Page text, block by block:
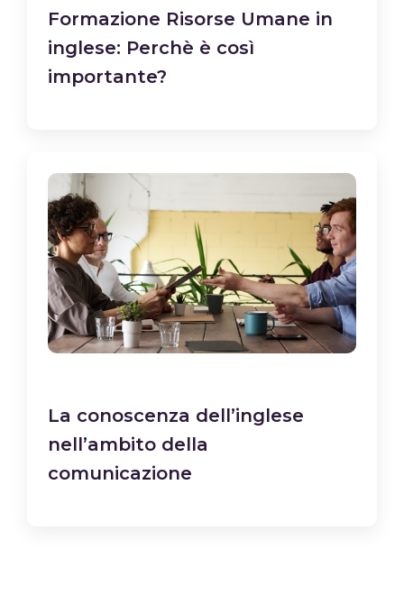
Formazione Risorse Umane in
inglese: Perchè è così
importante?
La conoscenza dell’inglese
nell’ambito della
comunicazione